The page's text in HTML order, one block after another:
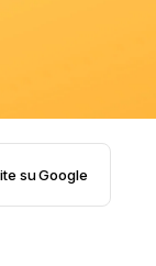
su Google